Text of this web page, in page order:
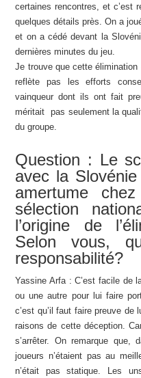
certaines rencontres, et c’est
quelques détails près. On a
et on a cédé devant la
dernières minutes du jeu.
Je trouve que cette
reflète pas les efforts
vainqueur dont ils ont fait
méritait pas seulement la
du groupe.
Question : Le
avec la
amertume
sélection
l’origine de
Selon vous,
responsabilité?
Yassine Arfa : C’est facile de
ou une autre pour lui faire
c’est qu’il faut faire preuve
raisons de cette déception.
s’arrêter. On remarque
joueurs n’étaient pas au
n’était pas statique. Les